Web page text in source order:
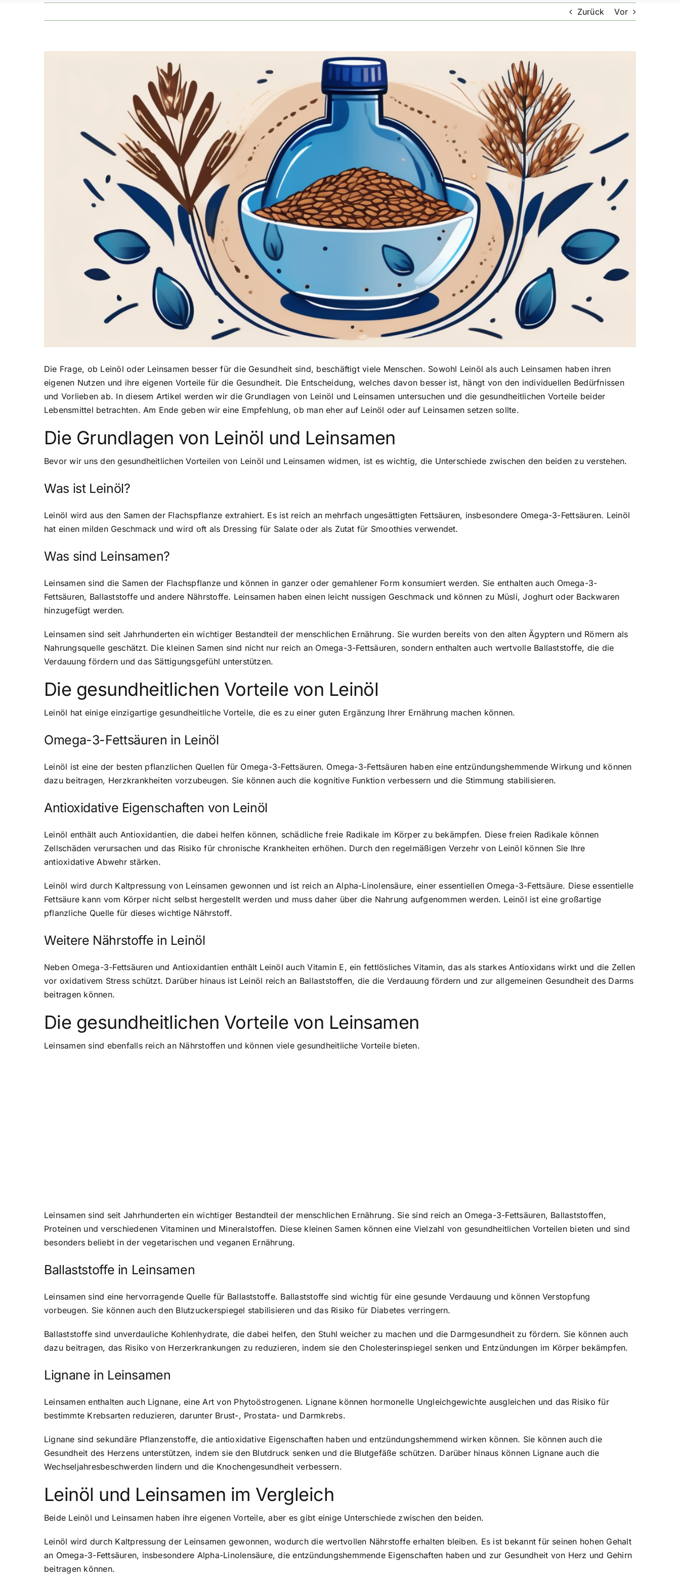
Zurück Vor
Die Frage, ob Leinöl oder Leinsamen besser für die Gesundheit sind, beschäftigt viele Menschen. Sowohl Leinöl als auch Leinsamen haben ihren
eigenen Nutzen und ihre eigenen Vorteile für die Gesundheit. Die Entscheidung, welches davon besser ist, hängt von den individuellen Bedürfnissen
und Vorlieben ab. In diesem Artikel werden wir die Grundlagen von Leinöl und Leinsamen untersuchen und die gesundheitlichen Vorteile beider
Lebensmittel betrachten. Am Ende geben wir eine Empfehlung, ob man eher auf Leinöl oder auf Leinsamen setzen sollte.
Die Grundlagen von Leinöl und Leinsamen
Bevor wir uns den gesundheitlichen Vorteilen von Leinöl und Leinsamen widmen, ist es wichtig, die Unterschiede zwischen den beiden zu verstehen.
Was ist Leinöl?
Leinöl wird aus den Samen der Flachspflanze extrahiert. Es ist reich an mehrfach ungesättigten Fettsäuren, insbesondere Omega-3-Fettsäuren. Leinöl
hat einen milden Geschmack und wird oft als Dressing für Salate oder als Zutat für Smoothies verwendet.
Was sind Leinsamen?
Leinsamen sind die Samen der Flachspflanze und können in ganzer oder gemahlener Form konsumiert werden. Sie enthalten auch Omega-3-
Fettsäuren, Ballaststoffe und andere Nährstoffe. Leinsamen haben einen leicht nussigen Geschmack und können zu Müsli, Joghurt oder Backwaren
hinzugefügt werden.
Leinsamen sind seit Jahrhunderten ein wichtiger Bestandteil der menschlichen Ernährung. Sie wurden bereits von den alten Ägyptern und Römern als
Nahrungsquelle geschätzt. Die kleinen Samen sind nicht nur reich an Omega-3-Fettsäuren, sondern enthalten auch wertvolle Ballaststoffe, die die
Verdauung fördern und das Sättigungsgefühl unterstützen.
Die gesundheitlichen Vorteile von Leinöl
Leinöl hat einige einzigartige gesundheitliche Vorteile, die es zu einer guten Ergänzung Ihrer Ernährung machen können.
Omega-3-Fettsäuren in Leinöl
Leinöl ist eine der besten pflanzlichen Quellen für Omega-3-Fettsäuren. Omega-3-Fettsäuren haben eine entzündungshemmende Wirkung und können
dazu beitragen, Herzkrankheiten vorzubeugen. Sie können auch die kognitive Funktion verbessern und die Stimmung stabilisieren.
Antioxidative Eigenschaften von Leinöl
Leinöl enthält auch Antioxidantien, die dabei helfen können, schädliche freie Radikale im Körper zu bekämpfen. Diese freien Radikale können
Zellschäden verursachen und das Risiko für chronische Krankheiten erhöhen. Durch den regelmäßigen Verzehr von Leinöl können Sie Ihre
antioxidative Abwehr stärken.
Leinöl wird durch Kaltpressung von Leinsamen gewonnen und ist reich an Alpha-Linolensäure, einer essentiellen Omega-3-Fettsäure. Diese essentielle
Fettsäure kann vom Körper nicht selbst hergestellt werden und muss daher über die Nahrung aufgenommen werden. Leinöl ist eine großartige
pflanzliche Quelle für dieses wichtige Nährstoff.
Weitere Nährstoffe in Leinöl
Neben Omega-3-Fettsäuren und Antioxidantien enthält Leinöl auch Vitamin E, ein fettlösliches Vitamin, das als starkes Antioxidans wirkt und die Zellen
vor oxidativem Stress schützt. Darüber hinaus ist Leinöl reich an Ballaststoffen, die die Verdauung fördern und zur allgemeinen Gesundheit des Darms
beitragen können.
Die gesundheitlichen Vorteile von Leinsamen
Leinsamen sind ebenfalls reich an Nährstoffen und können viele gesundheitliche Vorteile bieten.
Leinsamen sind seit Jahrhunderten ein wichtiger Bestandteil der menschlichen Ernährung. Sie sind reich an Omega-3-Fettsäuren, Ballaststoffen,
Proteinen und verschiedenen Vitaminen und Mineralstoffen. Diese kleinen Samen können eine Vielzahl von gesundheitlichen Vorteilen bieten und sind
besonders beliebt in der vegetarischen und veganen Ernährung.
Ballaststoffe in Leinsamen
Leinsamen sind eine hervorragende Quelle für Ballaststoffe. Ballaststoffe sind wichtig für eine gesunde Verdauung und können Verstopfung
vorbeugen. Sie können auch den Blutzuckerspiegel stabilisieren und das Risiko für Diabetes verringern.
Ballaststoffe sind unverdauliche Kohlenhydrate, die dabei helfen, den Stuhl weicher zu machen und die Darmgesundheit zu fördern. Sie können auch
dazu beitragen, das Risiko von Herzerkrankungen zu reduzieren, indem sie den Cholesterinspiegel senken und Entzündungen im Körper bekämpfen.
Lignane in Leinsamen
Leinsamen enthalten auch Lignane, eine Art von Phytoöstrogenen. Lignane können hormonelle Ungleichgewichte ausgleichen und das Risiko für
bestimmte Krebsarten reduzieren, darunter Brust-, Prostata- und Darmkrebs.
Lignane sind sekundäre Pflanzenstoffe, die antioxidative Eigenschaften haben und entzündungshemmend wirken können. Sie können auch die
Gesundheit des Herzens unterstützen, indem sie den Blutdruck senken und die Blutgefäße schützen. Darüber hinaus können Lignane auch die
Wechseljahresbeschwerden lindern und die Knochengesundheit verbessern.
Leinöl und Leinsamen im Vergleich
Beide Leinöl und Leinsamen haben ihre eigenen Vorteile, aber es gibt einige Unterschiede zwischen den beiden.
Leinöl wird durch Kaltpressung der Leinsamen gewonnen, wodurch die wertvollen Nährstoffe erhalten bleiben. Es ist bekannt für seinen hohen Gehalt
an Omega-3-Fettsäuren, insbesondere Alpha-Linolensäure, die entzündungshemmende Eigenschaften haben und zur Gesundheit von Herz und Gehirn
beitragen können.